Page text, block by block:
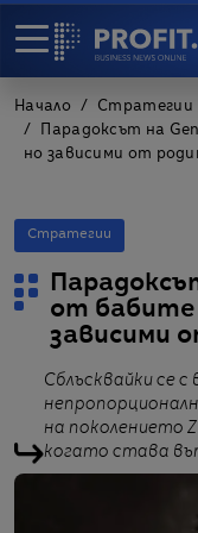
Начало
Стратегии
Парадоксът на
но зависими от
Стратегии
от бабите
зависими
Сблъсквайки се
на поколението
когато става